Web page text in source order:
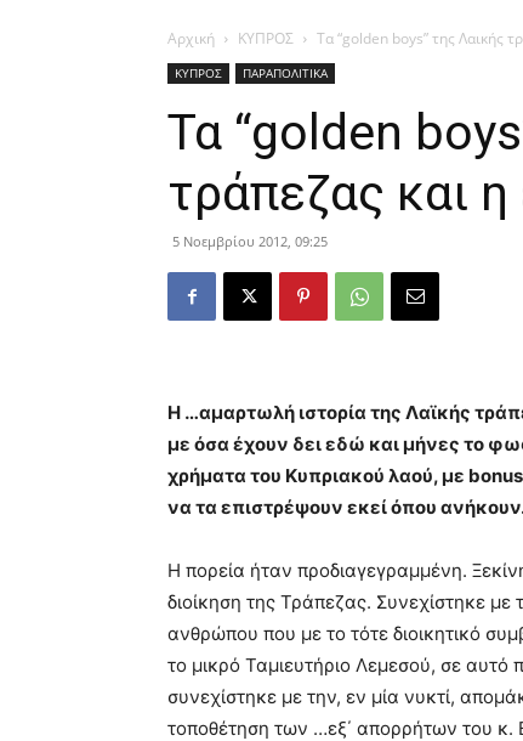
Αρχική ΚΥΠΡΟΣ Τα “golden boys” της Λαικής
ΚΥΠΡΟΣ ΠΑΡΑΠΟΛΙΤΙΚΑ
Τα “golden
τράπεζας και
5 Νοεμβρίου 2012, 09:25
Η …αμαρτωλή ιστορία της Λαϊκής
με όσα έχουν δει εδώ και μήνες το
χρήματα του Κυπριακού λαού, με
να τα επιστρέψουν εκεί όπου
Η πορεία ήταν προδιαγεγραμμένη.
διοίκηση της Τράπεζας. Συνεχίστηκε με
ανθρώπου που με το τότε διοικητικό
το μικρό Ταμιευτήριο Λεμεσού, σε
συνεχίστηκε με την, εν μία νυκτί,
τοποθέτηση των …εξ΄ απορρήτων του κ.